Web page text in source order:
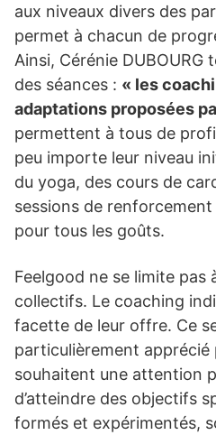
aux niveaux divers des
permet à chacun de
Ainsi, Cérénie DUBOURG
des séances : « les
adaptations proposées
permettent à tous de
peu importe leur niveau
du yoga, des cours de
sessions de renforcement
pour tous les goûts.
Feelgood ne se limite pas
collectifs. Le coaching
facette de leur offre. Ce
particulièrement apprécié
souhaitent une attention
d’atteindre des objectifs
formés et expérimentés,